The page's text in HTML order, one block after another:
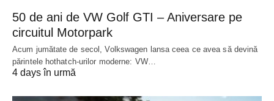
50 de ani de VW Golf GTI – Aniversare pe
circuitul Motorpark
Acum jumătate de secol, Volkswagen lansa ceea ce avea să devină
părintele hothatch-urilor moderne: VW…
4 days în urmă